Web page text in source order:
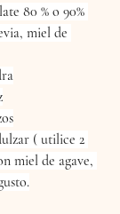
80 % o 90%
miel de
( utilice 2
miel de agave,